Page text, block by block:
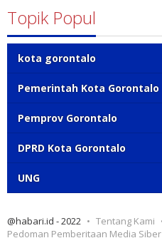
Topik Popul
kota gorontalo
Pemerintah Kota Gorontalo
Pemprov Gorontalo
DPRD Kota Gorontalo
UNG
@habari.id - 2022 Tentang Kami
Pedoman Pemberitaan Media Siber